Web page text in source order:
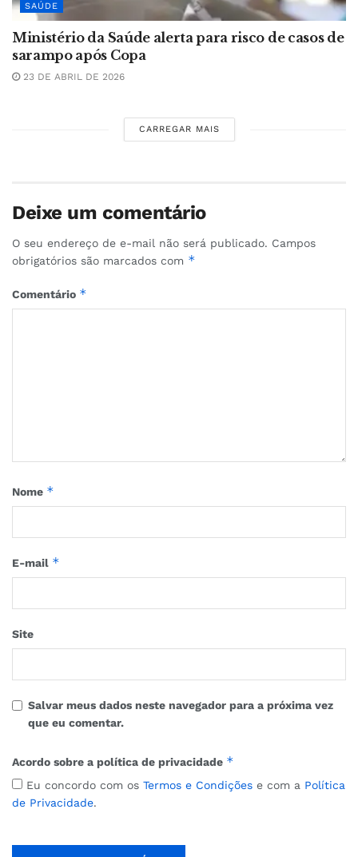
SAÚDE
Ministério da Saúde alerta para risco de casos de
sarampo após Copa
23 DE ABRIL DE 2026
CARREGAR MAIS
Deixe um comentário
O seu endereço de e-mail não será publicado. Campos
obrigatórios são marcados com *
Comentário *
Nome *
E-mail *
Site
Salvar meus dados neste navegador para a próxima vez
que eu comentar.
Acordo sobre a política de privacidade *
Eu concordo com os Termos e Condições e com a Política
de Privacidade.